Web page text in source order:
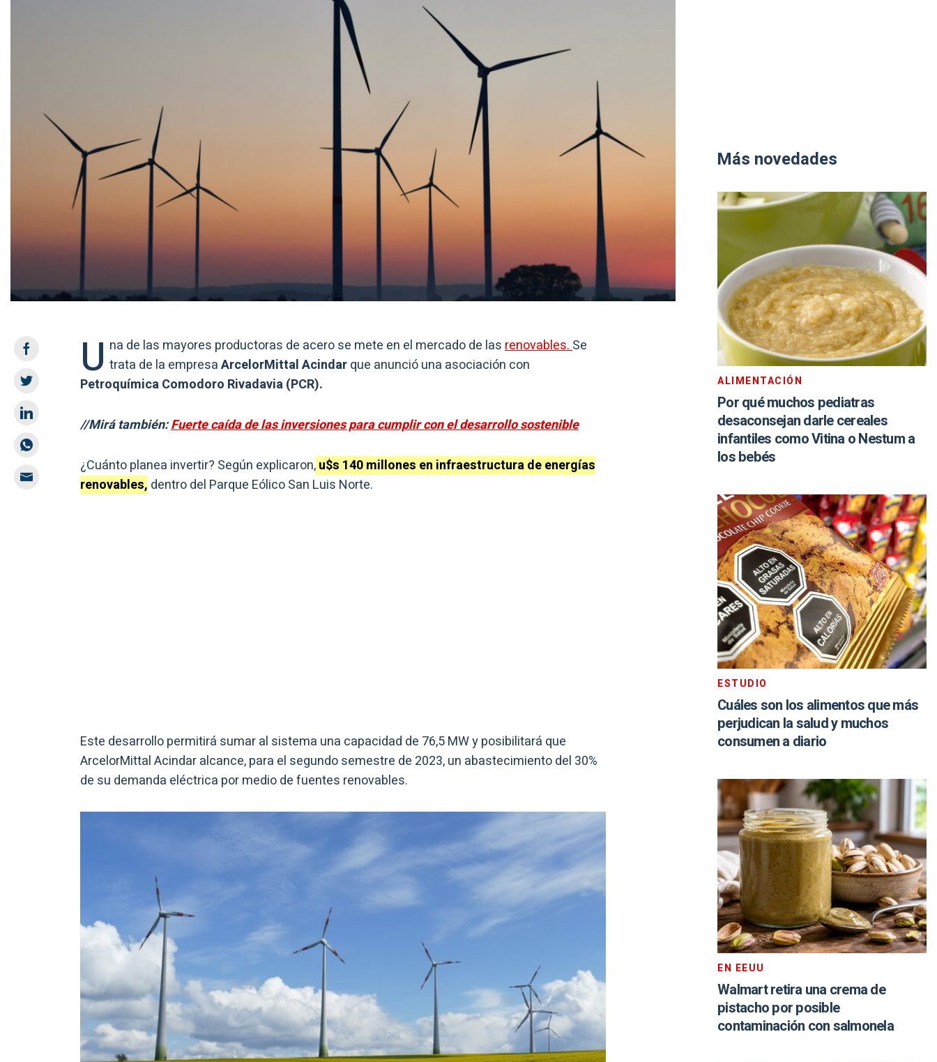
U na de las mayores productoras de acero se mete en el mercado de lasrenovables.Se
trata de la empresaArcelorMittal Acindarque anunció una asociación con
Petroquímica Comodoro Rivadavia (PCR).
//Mirá también:Fuerte caída de las inversiones para cumplir con el desarrollo sostenible
¿Cuánto planea invertir? Según explicaron,u$s 140 millones en infraestructura de energías
renovables, dentro del Parque Eólico San Luis Norte.
Este desarrollo permitirá sumar al sistema una capacidad de 76,5 MW y posibilitará que
ArcelorMittal Acindar alcance, para el segundo semestre de 2023, un abastecimiento del 30%
de su demanda eléctrica por medio de fuentes renovables.
Más novedades
ALIMENTACIÓN
Por qué muchos pediatras
desaconsejan darle cereales
infantiles como Vitina o Nestum a
los bebés
ESTUDIO
Cuáles son los alimentos que más
perjudican la salud y muchos
consumen a diario
EN EEUU
Walmart retira una crema de
pistacho por posible
contaminación con salmonela